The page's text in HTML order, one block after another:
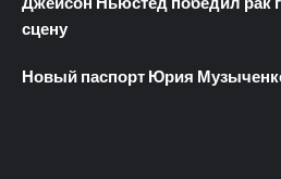
сцену
Новый паспорт Юрия